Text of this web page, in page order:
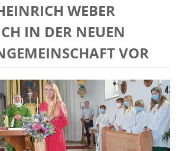
WEBER
IN DER NEUEN
VOR